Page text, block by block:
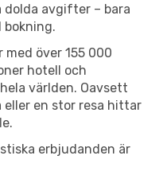
dolda avgifter – bara
bokning.
över 155 000
hotell och
världen. Oavsett
eller en stor resa hittar
erbjudanden är